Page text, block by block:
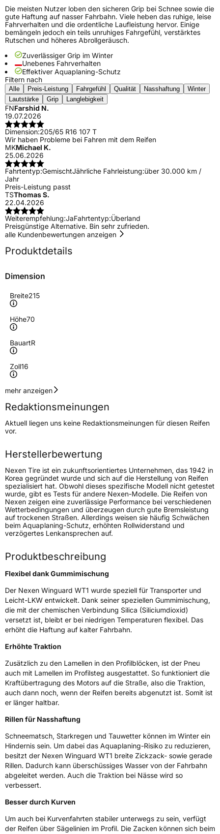
Die meisten Nutzer loben den sicheren Grip bei Schnee sowie die
gute Haftung auf nasser Fahrbahn. Viele heben das ruhige, leise
Fahrverhalten und die ordentliche Laufleistung hervor. Einige
bemängeln jedoch ein teils unruhiges Fahrgefühl, verstärktes
Rutschen und höheres Abrollgeräusch.
Zuverlässiger Grip im Winter
Unebenes Fahrverhalten
Effektiver Aquaplaning-Schutz
Filtern nach
Alle Preis-Leistung Fahrgefühl Qualität Nasshaftung
Winter
Lautstärke
Grip Langlebigkeit
FNFarshid N.
19.07.2026
Dimension:205/65 R16 107 T
Wir haben Probleme bei Fahren mit dem Reifen
MKMichael K.
25.06.2026
Fahrtentyp:GemischtJährliche Fahrleistung:über 30.000 km /
Jahr
Preis-Leistung passt
TSThomas S.
22.04.2026
Weiterempfehlung:JaFahrtentyp:Überland
Preisgünstige Alternative. Bin sehr zufrieden.
alle Kundenbewertungen anzeigen
Produktdetails
Dimension
Breite215
Höhe70
BauartR
Zoll16
Geschwindigkeitsindex
Höchstgeschwindigkeit
170 km/h
Lastindex108/106
Höchstlast1000/950 kg
Gewicht (in kg)
15 kg
Generelle Merkmale
FahrzeugtypTransporter
VerwendungWinterreifen
FahrzeugartTransporter
Weitere Eigenschaften
SchlauchtypTL
ZustandNeureifen
C-Reifen Ja
EU Label
Effizienz D
Nasshaftung B
Rollgeräusch (Klasse)B
Rollgeräusch (dB)
FahrzeugklasseC2
3PMSF / Schneeflockensymbol / Alpine-SymbolJa
mehr anzeigen
Redaktionsmeinungen
Aktuell liegen uns keine Redaktionsmeinungen für diesen Reifen
vor.
Herstellerbewertung
Nexen Tire ist ein zukunftsorientiertes Unternehmen, das 1942 in
Korea gegründet wurde und sich auf die Herstellung von Reifen
spezialisiert hat. Obwohl dieses spezifische Modell nicht getestet
wurde, gibt es Tests für andere Nexen-Modelle. Die Reifen von
Nexen zeigen eine zuverlässige Performance bei verschiedenen
Wetterbedingungen und überzeugen durch gute Bremsleistung
auf trockenen Straßen. Allerdings weisen sie häufig Schwächen
beim Aquaplaning-Schutz, erhöhten Rollwiderstand und
verzögertes Lenkansprechen auf.
Produktbeschreibung
Flexibel dank Gummimischung
Der Nexen Winguard WT1 wurde speziell für Transporter und
Leicht-LKW entwickelt. Dank seiner speziellen Gummimischung,
die mit der chemischen Verbindung Silica (Siliciumdioxid)
versetzt ist, bleibt er bei niedrigen Temperaturen flexibel. Das
erhöht die Haftung auf kalter Fahrbahn.
Erhöhte Traktion
Zusätzlich zu den Lamellen in den Profilblöcken, ist der Pneu
auch mit Lamellen im Profilsteg ausgestattet. So funktioniert die
Kraftübertragung des Motors auf die Straße, also die Traktion,
auch dann noch, wenn der Reifen bereits abgenutzt ist. Somit ist
er länger haltbar.
Rillen für Nasshaftung
Schneematsch, Starkregen und Tauwetter können im Winter ein
Hindernis sein. Um dabei das Aquaplaning-Risiko zu reduzieren,
besitzt der Nexen Winguard WT1 breite Zickzack- sowie gerade
Rillen. Dadurch kann überschüssiges Wasser von der Fahrbahn
abgeleitet werden. Auch die Traktion bei Nässe wird so
verbessert.
Besser durch Kurven
Um auch bei Kurvenfahrten stabiler unterwegs zu sein, verfügt
der Reifen über Sägelinien im Profil. Die Zacken können sich beim